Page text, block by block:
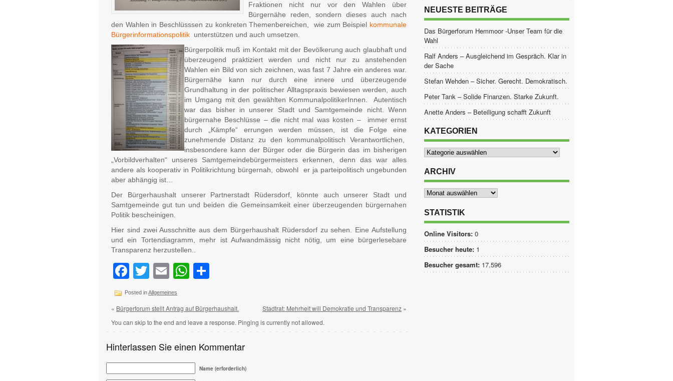
Fraktionen nicht nur vor den Wahlen über
Bürgernähe reden, sondern dieses auch nach
den Wahlen in Beschlüsssen zu konkreten Themenbereichen, wie zum Beispiel kommunale
Bürgerinformationspolitik unterstützen und auch umsetzen.
Bürgerpolitik muß im Kontakt mit der Bevölkerung auch glaubhaft und
überzeugend praktiziert werden und nicht nur zu anstehenden
Wahlen ein Bild von sich zeichnen, was fast 7 Jahre ein anderes war.
Bürgernähe kann nur durch eine innere und überzeugende
Grundhaltung in der politischer Alltagspraxis bewiesen werden, auch
im Umgang mit den gewählten KommunalpolitikerInnen. Autentisch
war das bisher in unserer Stadt und Samtgemeinde nicht. Wenn
bürgernahe Beschlüsse – die nicht mal was kosten – immer ernst
durch „Kämpfe“ errungen werden müssen, ist die Folge eine
zunehmende Distanz zu den kommunalpolitisch Verantwortlichen,
insbesondere kann der Bürger oder die Bürgerin das im bisherigen
„Vorbildverhalten“ unseres Samtgemeindebürgermeisters erkennen, denn das war alles
andere als kooperativ in Politikrichtung bürgernah, obwohl er ja parteipolitisch ungebunden
aber abhängig ist…
Der Bürgerhaushalt unserer Partnerstadt Rüdersdorf, könnte auch unserer Stadt und
Samtgemeinde gut tun und beiden die Gemeinsamkeit einer überzeugenden bürgernahen
Politik bescheinigen.
Hier sind zwei Ausschnitte aus dem Bürgerhaushalt Rüdersdorf zu sehen. Eine Aufstellung
und ein Tortendiagramm, mehr ist Aufwandmässig nicht nötig, um eine bürgerlesebare
Transparenz herzustellen..
Facebook
TwitterEmailWhatsApp
Posted inAllgemeines
« Bürgerforum stellt Antrag auf Bürgerhaushalt. Stadtrat: Mehrheit will Demokratie und Transparenz »
You can skip to the end and leave a response. Pinging is currently not allowed.
Hinterlassen Sie einen Kommentar
Name (erforderlich)
NEUESTE BEITRÄGE
Das Bürgerforum Hemmoor -Unser Team für die
Wahl
Ralf Anders – Ausgleichend im Gespräch. Klar in
der Sache
Stefan Wehden – Sicher. Gerecht. Demokratisch.
Peter Tank – Solide Finanzen. Starke Zukunft.
Anette Anders – Beteiligung schafft Zukunft
KATEGORIEN
Kategorien
ARCHIV
Archiv
STATISTIK
Online Visitors: 0
Besucher heute: 1
Besucher gesamt: 17.596